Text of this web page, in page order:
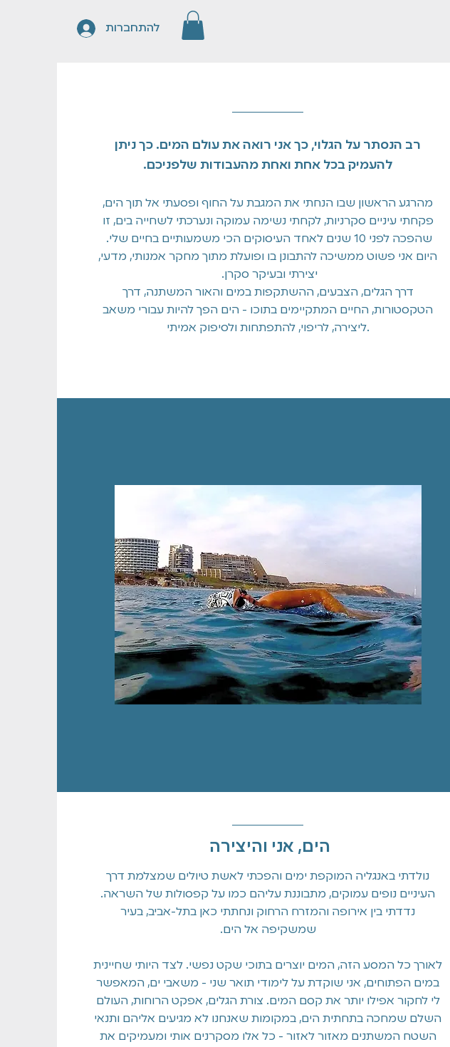
להתחברות
רב הנסתר על הגלוי, כך אני רואה את עולם המים. כך ניתן
להעמיק בכל אחת ואחת מהעבודות שלפניכם.
מהרגע הראשון שבו הנחתי את המגבת על החוף ופסעתי אל תוך הים,
פקחתי עיניים סקרניות, לקחתי נשימה עמוקה ונערכתי לשחייה בים, זו
שהפכה לפני 10 שנים לאחד העיסוקים הכי משמעותיים בחיים שלי.
היום אני פשוט ממשיכה להתבונן בו ופועלת מתוך מחקר אמנותי, מדעי,
יצירתי ובעיקר סקרן.
דרך הגלים, הצבעים, ההשתקפות במים והאור המשתנה, דרך
הטקסטורות, החיים המתקיימים בתוכו - הים הפך להיות עבורי משאב
ליצירה, לריפוי, להתפתחות ולסיפוק אמיתי.
הים, אני והיצירה
נולדתי באנגליה המוקפת ימים והפכתי לאשת טיולים שמצלמת דרך
העיניים נופים עמוקים, מתבוננת עליהם כמו על קפסולות של השראה.
נדדתי בין אירופה והמזרח הרחוק ונחתתי כאן בתל-אביב, בעיר
שמשקיפה אל הים.
לאורך כל המסע הזה, המים יוצרים בתוכי שקט נפשי. לצד היותי שחיינית
במים הפתוחים, אני שוקדת על לימודי תואר שני - משאבי ים, המאפשר
לי לחקור אפילו יותר את קסם המים. צורת הגלים, אפקט הרוחות, העולם
השלם שמחכה בתחתית הים, במקומות שאנחנו לא מגיעים אליהם ותנאי
השטח המשתנים מאזור לאזור - כל אלו מסקרנים אותי ומעמיקים את